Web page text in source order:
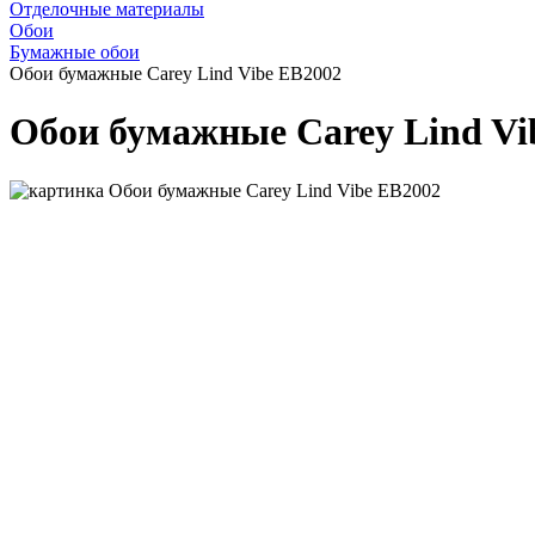
Отделочные материалы
Обои
Бумажные обои
Обои бумажные Carey Lind Vibe EB2002
Обои бумажные Carey Lind